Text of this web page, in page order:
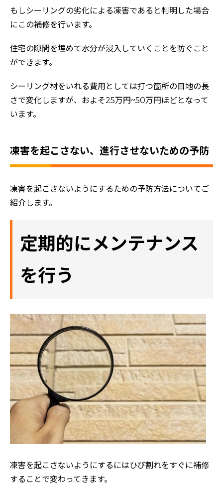
もしシーリングの劣化による凍害であると判明した場合
にこの補修を行います。
住宅の隙間を埋めて水分が浸入していくことを防ぐこと
ができます。
シーリング材をいれる費用としては打つ箇所の目地の長
さで変化しますが、およそ25万円~50万円ほどとなって
います。
凍害を起こさない、進行させないための予防
凍害を起こさないようにするための予防方法についてご
紹介します。
定期的にメンテナンス
を行う
凍害を起こさないようにするにはひび割れをすぐに補修
することで変わってきます。